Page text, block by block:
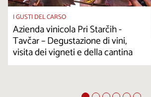
I GUSTI DEL CARSO
Azienda vinicola Pri Starčih -
Tavčar – Degustazione di vini,
visita dei vigneti e della cantina